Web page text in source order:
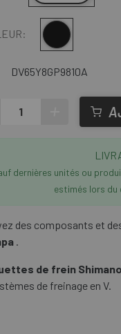
Multi
DV65Y8GP9810A
dernières unités ou
estimés lors du
des composants et
.
de frein
de freinage en V.